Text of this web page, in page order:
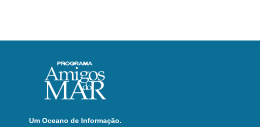
Um Oceano de Informação.